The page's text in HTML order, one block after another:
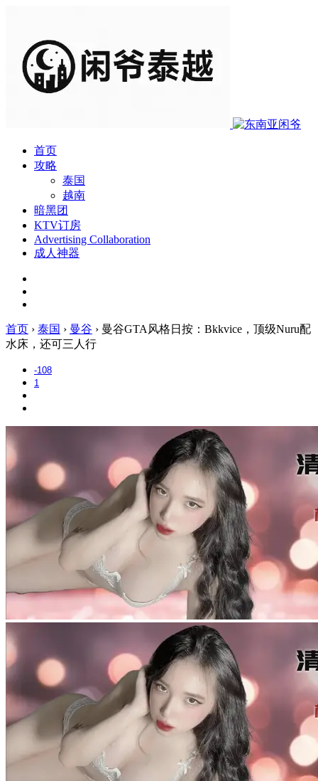
首页
攻略
泰国
越南
暗黑团
KTV订房
Advertising Collaboration
成人神器
首页 › 泰国 › 曼谷 › 曼谷GTA风格日按：Bkkvice，顶级Nuru配
水床，还可三人行
-108
1